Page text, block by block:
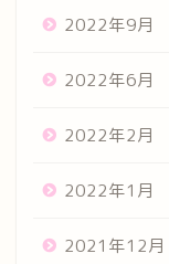
2022年9月
2022年6月
2022年2月
2022年1月
2021年12月